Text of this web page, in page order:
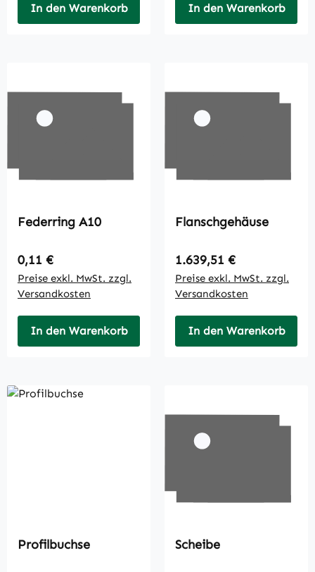
In den Warenkorb In den Warenkorb
Federring A10
Regulärer Preis:
0,11 €
Preise exkl. MwSt. zzgl.
Versandkosten
In den Warenkorb
Flanschgehäuse
Regulärer Preis:
1.639,51 €
Preise exkl. MwSt. zzgl.
Versandkosten
In den Warenkorb
Profilbuchse Scheibe